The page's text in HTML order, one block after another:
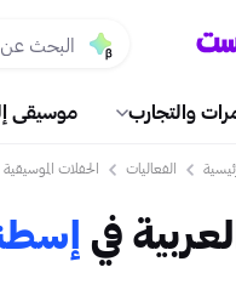
والتجارب موسيقى
الفعاليات الحفلات الموسيقية
في